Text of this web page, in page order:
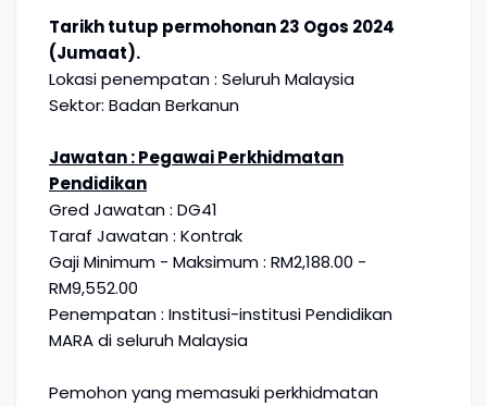
Tarikh tutup permohonan 23 Ogos 2024
(Jumaat).
Lokasi penempatan : Seluruh Malaysia
Sektor: Badan Berkanun
Jawatan : Pegawai Perkhidmatan
Pendidikan
Gred Jawatan : DG41
Taraf Jawatan : Kontrak
Gaji Minimum - Maksimum : RM2,188.00 -
RM9,552.00
Penempatan : Institusi-institusi Pendidikan
MARA di seluruh Malaysia
Pemohon yang memasuki perkhidmatan